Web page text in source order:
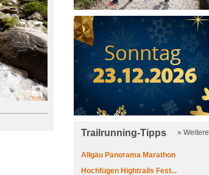
Trailrunning-Tipps » Weitere
Allgäu Panorama Marathon
Hochfügen Hightrails Fest...